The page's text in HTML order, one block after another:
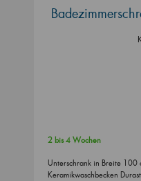
2 bis 4 Wochen
Unterschrank in Breite 100
Keramikwaschbecken